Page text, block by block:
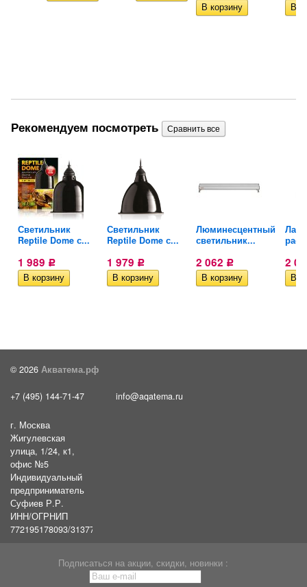
Рекомендуем посмотреть
Светильник
Reptile Dome с...
1 989 Р
Светильник
Reptile Dome с...
1 979 Р
Люминесцентный
светильник...
2 062 Р 2
© 2026 Акватема.рф
+7 (495) 144-71-47 info@aqatema.ru
г. Москва
Жигулевская
улица, 1/24, к1,
офис №5
Индивидуальный
предприниматель
Суфиев Р.Р.
ИНН/ОГРНИП
772195178093/31377461610054
Подписаться на акции, скидки, новинки :